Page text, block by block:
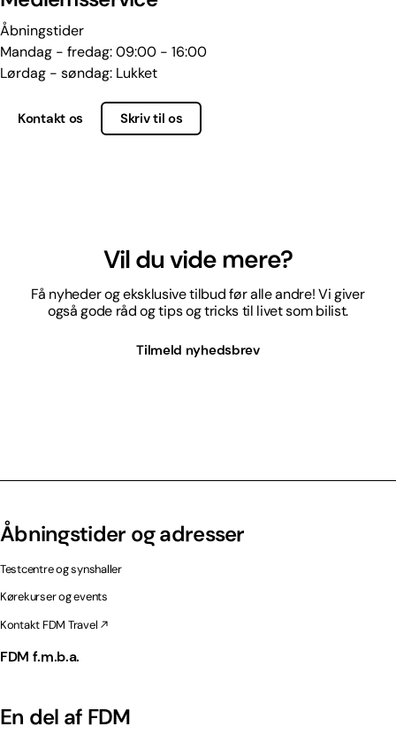
Åbningstider
Mandag - fredag: 09:00 - 16:00
Lørdag - søndag: Lukket
Kontakt os Skriv til os
Vil du vide mere?
Få nyheder og eksklusive tilbud før alle andre! Vi giver
også gode råd og tips og tricks til livet som bilist.
Tilmeld nyhedsbrev
Åbningstider og adresser
Testcentre og synshaller
Kørekurser og events
Kontakt FDM Travel
FDM f.m.b.a.
En del af FDM